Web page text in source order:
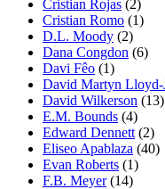
Cristian Rojas (2)
Cristian Romo (1)
D.L. Moody (2)
Dana Congdon (6)
Davi Fêo (1)
David Martyn Lloyd-
David Wilkerson (13)
E.M. Bounds (4)
Edward Dennett(2)
Eliseo Apablaza (40)
Evan Roberts (1)
F.B. Meyer(14)